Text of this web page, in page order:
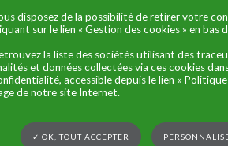
disposez de la possibilité de retirer votre
sur le lien « Gestion des cookies » en bas
la liste des sociétés utilisant des
et données collectées via ces cookies
accessible depuis le lien «
de notre site Internet.
✓ OK, TOUT ACCEPTER